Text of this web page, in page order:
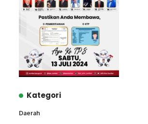
Kategori
Daerah